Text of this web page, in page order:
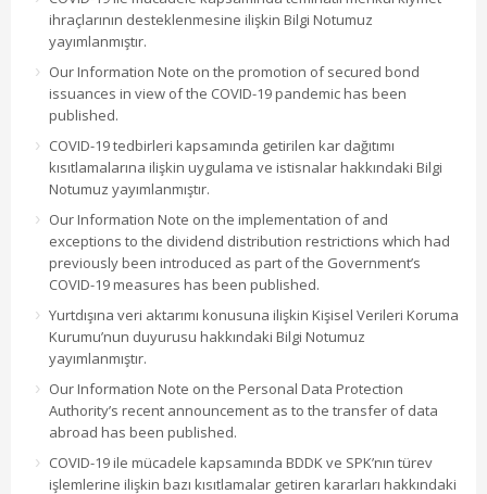
ihraçlarının desteklenmesine ilişkin Bilgi Notumuz
yayımlanmıştır.
Our Information Note on the promotion of secured bond
issuances in view of the COVID-19 pandemic has been
published.
COVID-19 tedbirleri kapsamında getirilen kar dağıtımı
kısıtlamalarına ilişkin uygulama ve istisnalar hakkındaki Bilgi
Notumuz yayımlanmıştır.
Our Information Note on the implementation of and
exceptions to the dividend distribution restrictions which had
previously been introduced as part of the Government’s
COVID-19 measures has been published.
Yurtdışına veri aktarımı konusuna ilişkin Kişisel Verileri Koruma
Kurumu’nun duyurusu hakkındaki Bilgi Notumuz
yayımlanmıştır.
Our Information Note on the Personal Data Protection
Authority’s recent announcement as to the transfer of data
abroad has been published.
COVID-19 ile mücadele kapsamında BDDK ve SPK’nın türev
işlemlerine ilişkin bazı kısıtlamalar getiren kararları hakkındaki